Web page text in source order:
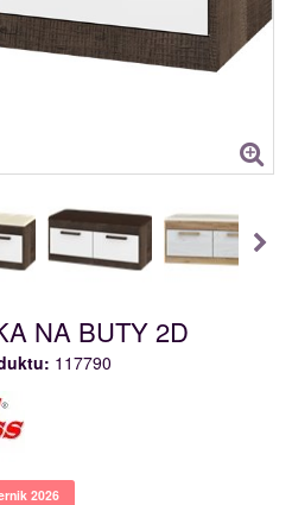
NA BUTY 2D
117790
2026